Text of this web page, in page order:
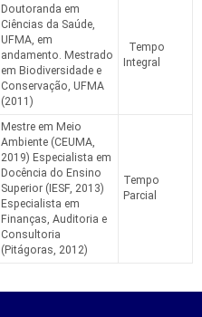
Doutoranda em
Ciências da Saúde,
UFMA, em
andamento. Mestrado
em Biodiversidade e
Conservação, UFMA
(2011)
Tempo
Integral
Mestre em Meio
Ambiente (CEUMA,
2019) Especialista em
Docência do Ensino
Superior (IESF, 2013)
Especialista em
Finanças, Auditoria e
Consultoria
(Pitágoras, 2012)
Tempo
Parcial